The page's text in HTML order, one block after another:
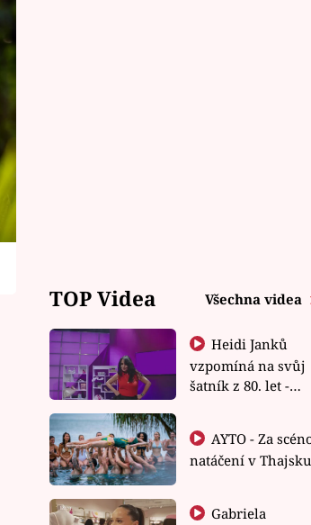
TOP Videa Všechna videa
Heidi Janků
vzpomíná na svůj
šatník z 80. let -
natáčení v Thajsku
Gabriela